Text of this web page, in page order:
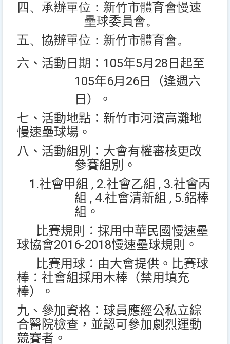
四、承辦單位：新竹市體育會慢速
壘球委員會。
五、協辦單位：新竹市體育會。
六、活動日期： 105年5月 28 日起至
105年6月 26 日（逢週六
日）。
七、活動地點：新竹市河濱高灘地
慢速壘球場。
八、活動組別：大會有權審核更改
參賽組別。
1.社會甲組 , 2.社會乙組 , 3.社會丙
組 , 4.社會清新組 , 5.鋁棒
組。
比賽規則：採用中華民國慢速壘
球協會2016-2018慢速壘球規則。
比賽用球：由大會提供。比賽球
棒：社會組採用木棒（禁用填充
棒）。
九、參加資格：球員應經公私立綜
合醫院檢查，並認可參加劇烈運動
競賽者。